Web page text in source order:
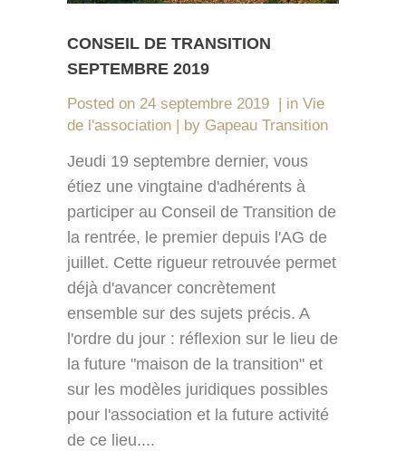
CONSEIL DE TRANSITION
SEPTEMBRE 2019
Posted on 24 septembre 2019 in Vie
de l'association
by Gapeau Transition
Jeudi 19 septembre dernier, vous
étiez une vingtaine d'adhérents à
participer au Conseil de Transition de
la rentrée, le premier depuis l'AG de
juillet. Cette rigueur retrouvée permet
déjà d'avancer concrètement
ensemble sur des sujets précis. A
l'ordre du jour : réflexion sur le lieu de
la future "maison de la transition" et
sur les modèles juridiques possibles
pour l'association et la future activité
de ce lieu....